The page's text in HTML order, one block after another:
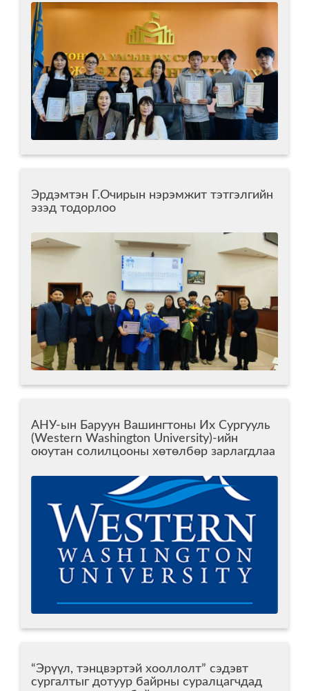
Эрдэмтэн Г.Очирын нэрэмжит тэтгэлгийн
эзэд тодорлоо
АНУ-ын Баруун Вашингтоны Их Сургууль
(Western Washington University)-ийн
оюутан солилцооны хөтөлбөр зарлагдлаа
“Эрүүл, тэнцвэртэй хооллолт” сэдэвт
сургалтыг дотуур байрны суралцагчдад